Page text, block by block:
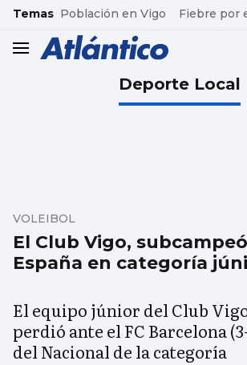
common.go-to-content
Temas Población en Vigo Fiebre por
header.menu.open
Deporte Local
El Club Vigo,
España en categoría
VOLEIBOL
El equipo júnior del Club
perdió ante el FC Barcelona
del Nacional de la categoría